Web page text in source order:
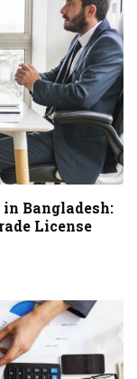
Bangladesh:
License